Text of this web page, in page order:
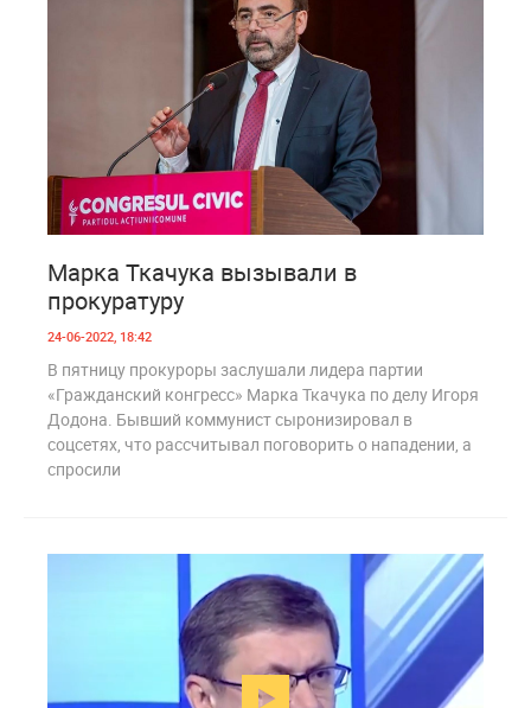
Марка Ткачука вызывали в
прокуратуру
24-06-2022, 18:42
В пятницу прокуроры заслушали лидера партии
«Гражданский конгресс» Марка Ткачука по делу Игоря
Додона. Бывший коммунист сыронизировал в
соцсетях, что рассчитывал поговорить о нападении, а
спросили